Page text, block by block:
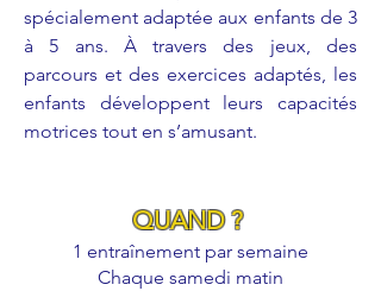
spécialement adaptée aux enfants de 3
à 5 ans. À travers des jeux, des
parcours et des exercices adaptés, les
enfants développent leurs capacités
motrices tout en s’amusant.
QUAND ?
1 entraînement par semaine
Chaque samedi matin